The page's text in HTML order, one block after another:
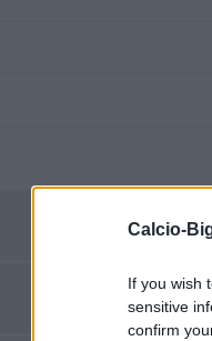
Calcio-
If you wish
sensitive
confirm